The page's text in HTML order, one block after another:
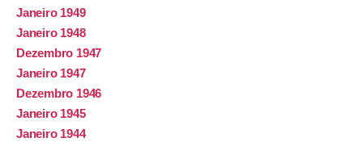
Janeiro 1949
Janeiro 1948
Dezembro 1947
Janeiro 1947
Dezembro 1946
Janeiro 1945
Janeiro 1944